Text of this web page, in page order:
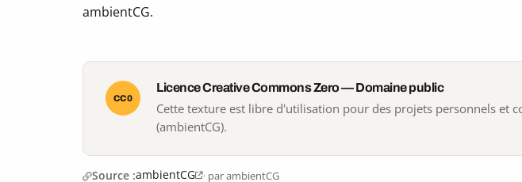
ambientCG.
CC0
Licence Creative Commons Zero — Domaine public
Cette texture est libre d'utilisation pour des projets personnels et
(ambientCG).
Source :ambientCG · par ambientCG